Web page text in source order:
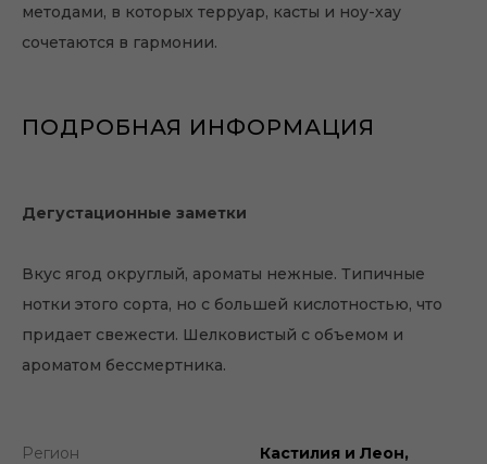
методами, в которых терруар, касты и ноу-хау
сочетаются в гармонии.
ПОДРОБНАЯ ИНФОРМАЦИЯ
Дегустационные заметки
Вкус ягод округлый, ароматы нежные. Типичные
нотки этого сорта, но с большей кислотностью, что
придает свежести. Шелковистый с объемом и
ароматом бессмертника.
Регион
Кастилия и Леон,